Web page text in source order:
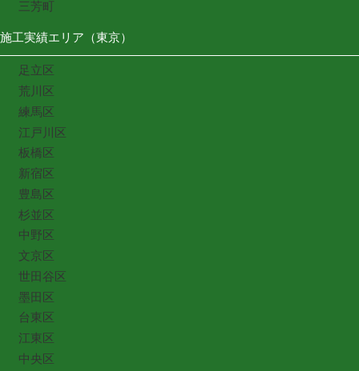
三芳町
施工実績エリア（東京）
足立区
荒川区
練馬区
江戸川区
板橋区
新宿区
豊島区
杉並区
中野区
文京区
世田谷区
墨田区
台東区
江東区
中央区